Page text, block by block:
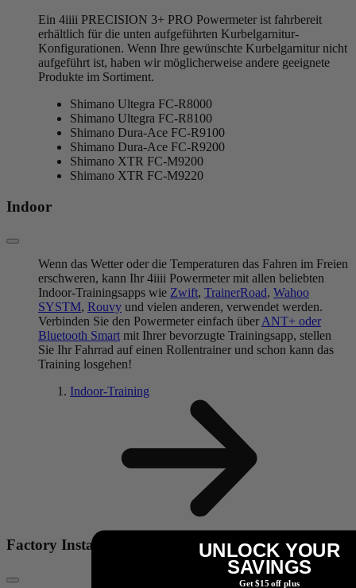
Ein 4iiii PRECISION 3+ PRO Powermeter ist fahrbereit
erhältlich für die unten aufgeführten Kurbelgarnitur-
Konfigurationen. Wenn Ihre gewünschte Kurbelgarnitur nicht
aufgeführt ist, haben wir möglicherweise andere geeignete
Produkte im Sortiment.
Shimano Ultegra FC-R8000
Shimano Ultegra FC-R8100
Shimano Dura-Ace FC-R9100
Shimano Dura-Ace FC-R9200
Shimano XTR FC-M9200
Shimano XTR FC-M9220
Indoor
Wenn das Wetter oder die Temperaturen das Fahren im Freien
erschweren, kann Ihr 4iiii Powermeter mit allen beliebten
Indoor-Trainingsapps wie Zwift, TrainerRoad, Wahoo
SYSTM, Rouvy und vielen anderen, verwendet werden.
Verbinden Sie den Powermeter einfach über ANT+ oder
Bluetooth Smart mit Ihrer bevorzugte Trainingsapp, stellen
Sie Ihr Fahrrad auf einen Rollentrainer und schon kann das
Training losgehen!
Indoor-Training
Factory Install UNLOCK YOUR
SAVINGS
Get $15 off plus